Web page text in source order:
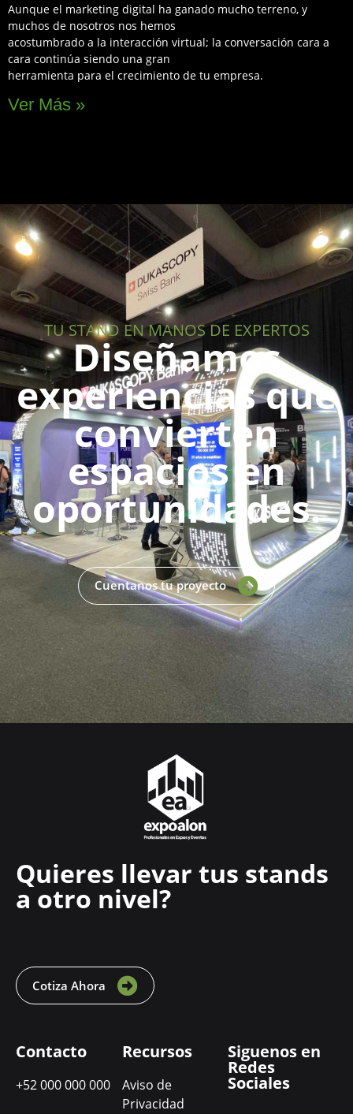
Aunque el marketing digital ha ganado mucho terreno, y
muchos de nosotros nos hemos
acostumbrado a la interacción virtual; la conversación cara a
cara continúa siendo una gran
herramienta para el crecimiento de tu empresa.
Ver Más »
TU STAND EN MANOS DE EXPERTOS
Diseñamos
experiencias que
convierten
espacios en
oportunidades.
Cuentanos tu proyecto
Quieres llevar tus stands
a otro nivel?
Cotiza Ahora
Contacto
+52 000 000 000
Recursos
Aviso de
Privacidad
Siguenos en
Redes
Sociales